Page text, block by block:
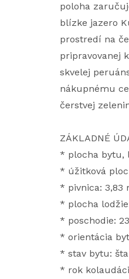
poloha
blízke jazero
prostredí na
pripravovanej
skvelej
nákupnému
čerstvej
ZÁKLADNÉ
* plocha bytu,
* úžitková
* pivnica: 3,83
* plocha
* poschodie:
* orientácia
* stav bytu:
* rok